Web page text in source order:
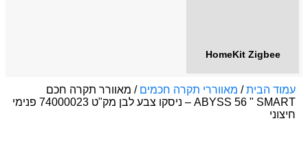
HomeKit Zigbee
עמוד הבית/ מאווררי תקרה חכמים / מאוורר תקרה חכם
ABYSS 56 " SMART – ניסקו צבע לבן מק"ט 74000023 פנימי
חיצוני